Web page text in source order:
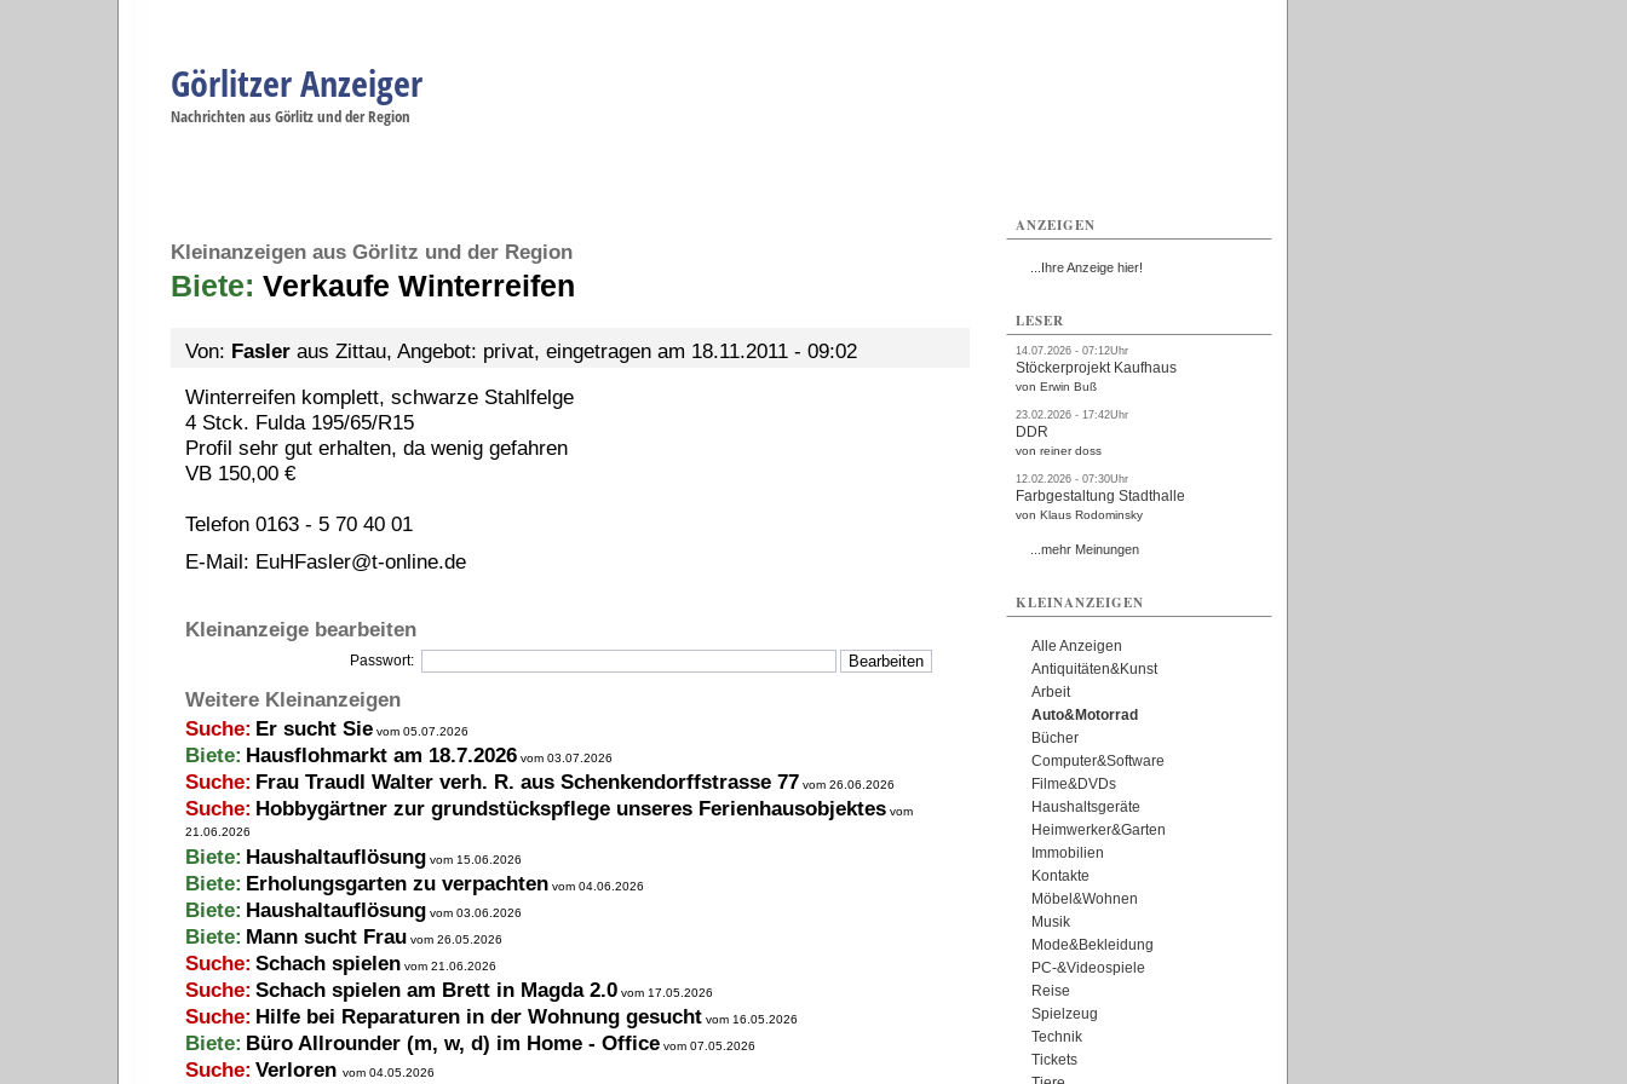
Görlitzer Anzeiger
Nachrichten aus Görlitz und der Region
Kleinanzeigen aus Görlitz und der Region
Biete: Verkaufe Winterreifen
Von: Fasleraus Zittau, Angebot: privat, eingetragen am 18.11.2011 - 09:02
Winterreifen komplett, schwarze Stahlfelge
4 Stck. Fulda 195/65/R15
Profil sehr gut erhalten, da wenig gefahren
VB 150,00 €
Telefon 0163 - 5 70 40 01
E-Mail: EuHFasler@t-online.de
Kleinanzeige bearbeiten
Passwort:
Weitere Kleinanzeigen
Suche: Er sucht Sie vom 05.07.2026
Biete: Hausflohmarkt am 18.7.2026 vom 03.07.2026
Suche: Frau Traudl Walter verh. R. aus Schenkendorffstrasse 77 vom 26.06.2026
Suche: Hobbygärtner zur grundstückspflege unseres Ferienhausobjektes vom
21.06.2026
Biete: Haushaltauflösung vom 15.06.2026
Biete: Erholungsgarten zu verpachten vom 04.06.2026
Biete: Haushaltauflösung vom 03.06.2026
Biete: Mann sucht Frau vom 26.05.2026
Suche: Schach spielen vom 21.06.2026
Suche: Schach spielen am Brett in Magda 2.0 vom 17.05.2026
Suche: Hilfe bei Reparaturen in der Wohnung gesucht vom 16.05.2026
Biete: Büro Allrounder (m, w, d) im Home - Office vom 07.05.2026
Suche: Verloren vom 04.05.2026
ANZEIGEN
...Ihre Anzeige hier!
LESER
14.07.2026 - 07:12Uhr
Stöckerprojekt Kaufhaus
von Erwin Buß
23.02.2026 - 17:42Uhr
DDR
von reiner doss
12.02.2026 - 07:30Uhr
Farbgestaltung Stadthalle
von Klaus Rodominsky
...mehr Meinungen
KLEINANZEIGEN
Alle Anzeigen
Antiquitäten&Kunst
Arbeit
Auto&Motorrad
Bücher
Computer&Software
Filme&DVDs
Haushaltsgeräte
Heimwerker&Garten
Immobilien
Kontakte
Möbel&Wohnen
Musik
Mode&Bekleidung
PC-&Videospiele
Reise
Spielzeug
Technik
Tickets